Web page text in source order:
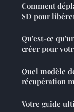
Comment
SD pour
Qu'est-ce
créer pour
Quel modèle
récupération
Votre guide